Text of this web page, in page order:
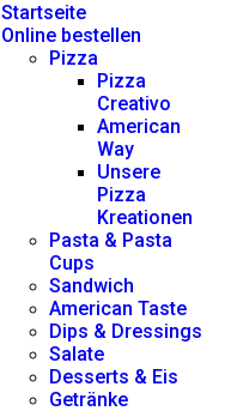
Startseite
Online bestellen
Pizza
Pizza
Creativo
American
Way
Unsere
Pizza
Kreationen
Pasta & Pasta
Cups
Sandwich
American Taste
Dips & Dressings
Salate
Desserts & Eis
Getränke